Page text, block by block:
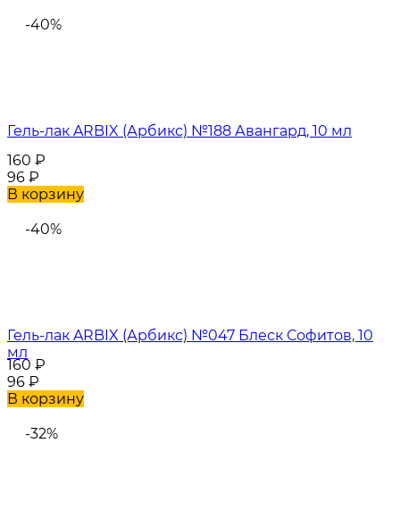
-40%
Гель-лак ARBIX (Арбикс) №188 Авангард, 10 мл
160 ₽
96 ₽
В корзину
-40%
Гель-лак ARBIX (Арбикс) №047 Блеск Софитов, 10
мл
160 ₽
96 ₽
В корзину
-32%